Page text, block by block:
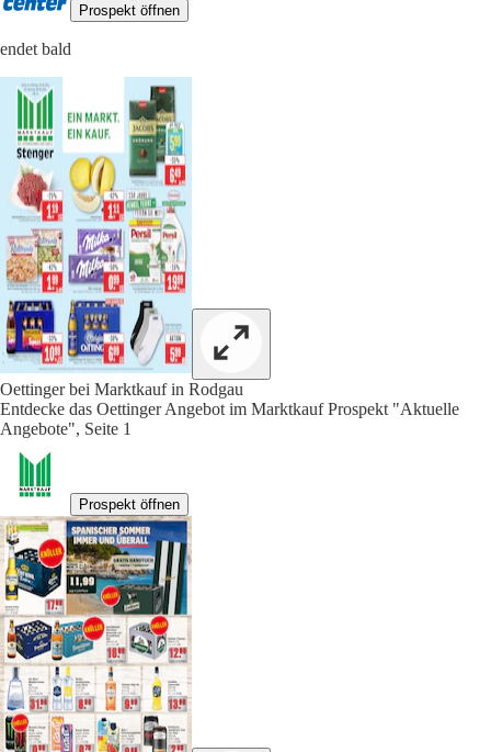
Prospekt öffnen
endet bald
Oettinger bei Marktkauf in Rodgau
Entdecke das Oettinger Angebot im Marktkauf Prospekt "Aktuelle
Angebote", Seite 1
Prospekt öffnen